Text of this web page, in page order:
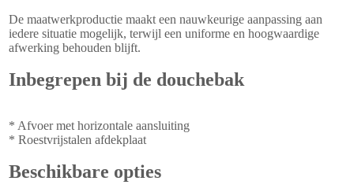
De maatwerkproductie maakt een nauwkeurige aanpassing aan
iedere situatie mogelijk, terwijl een uniforme en hoogwaardige
afwerking behouden blijft.
Inbegrepen bij de douchebak
* Afvoer met horizontale aansluiting
* Roestvrijstalen afdekplaat
Beschikbare opties